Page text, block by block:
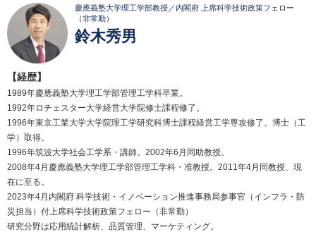
慶應義塾大学理工学部教授／内閣府 上席科学技術政策フェロー
（非常勤）
鈴木秀男
【経歴】
1989年慶應義塾大学理工学部管理工学科卒業。
1992年ロチェスター大学経営大学院修士課程修了。
1996年東京工業大学大学院理工学研究科博士課程経営工学専攻修了。博士（工
学）取得。
1996年筑波大学社会工学系・講師。2002年6月同助教授。
2008年4月慶應義塾大学理工学部管理工学科・准教授。2011年4月同教授、現
在に至る。
2023年4月内閣府 科学技術・イノベーション推進事務局参事官（インフラ・防
災担当）付上席科学技術政策フェロー（非常勤）
研究分野は応用統計解析、品質管理、マーケティング。